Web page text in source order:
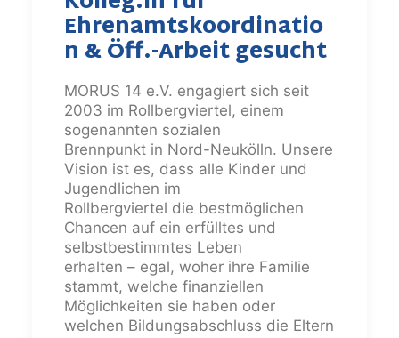
Ehrenamtskoordinatio
n & Öff.-Arbeit gesucht
MORUS 14 e.V. engagiert sich seit
2003 im Rollbergviertel, einem
sogenannten sozialen
Brennpunkt in Nord-Neukölln. Unsere
Vision ist es, dass alle Kinder und
Jugendlichen im
Rollbergviertel die bestmöglichen
Chancen auf ein erfülltes und
selbstbestimmtes Leben
erhalten – egal, woher ihre Familie
stammt, welche finanziellen
Möglichkeiten sie haben oder
welchen Bildungsabschluss die Eltern